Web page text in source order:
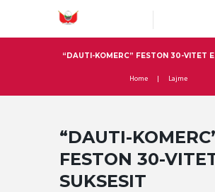
“DAUTI-KOMERC” FESTON 30-VITET E
Home Lajme
“DAUTI-
FESTON 30-
SUKSESIT